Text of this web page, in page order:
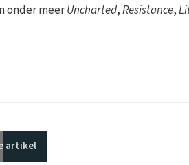
onder meerUncharted,Resistance,
artikel